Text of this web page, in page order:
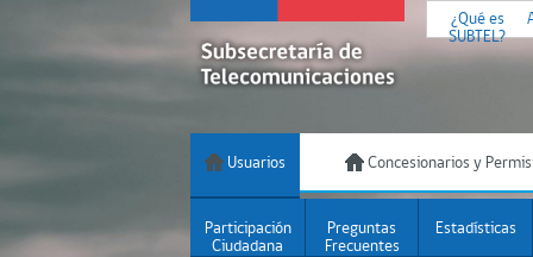
¿Qué es
SUBTEL?
Usuarios Concesionarios y
Participación
Ciudadana
Preguntas
Frecuentes
Estadísticas